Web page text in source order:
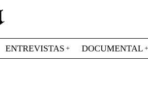
ENTREVISTAS DOCUMENTAL